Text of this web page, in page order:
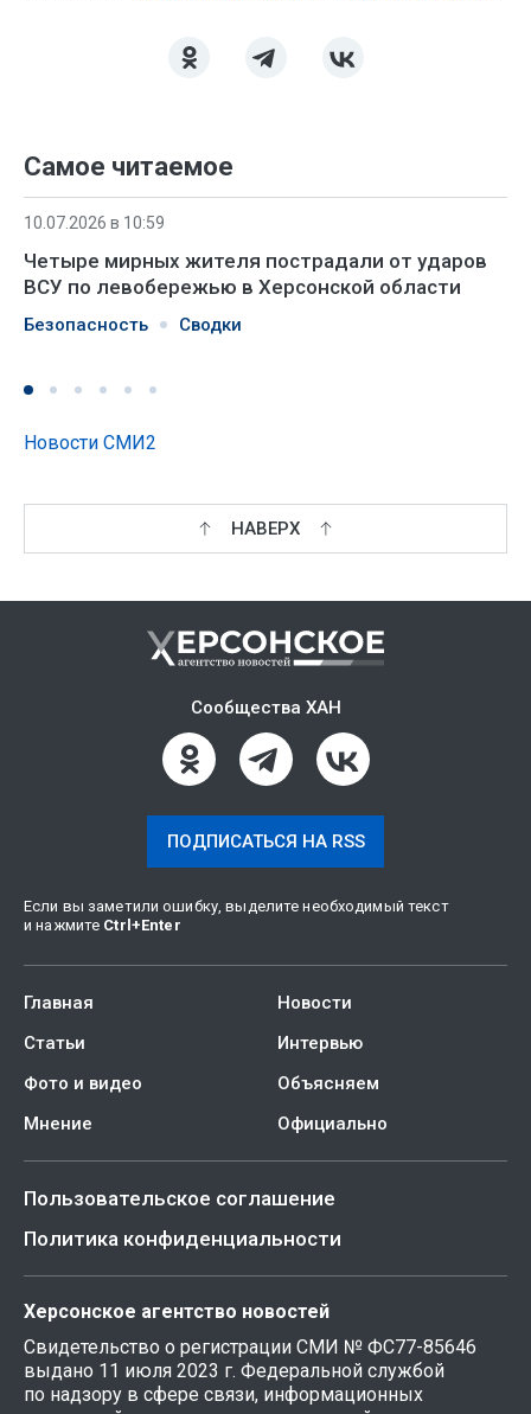
Самое читаемое
10.07.2026 в 10:59
Четыре мирных жителя пострадали от ударов
ВСУ по левобережью в Херсонской области
Безопасность Сводки
Новости СМИ2
НАВЕРХ
Сообщества ХАН
ПОДПИСАТЬСЯ НА RSS
Если вы заметили ошибку, выделите необходимый текст
и нажмите Ctrl +Enter
Главная
Новости
Статьи
Интервью
Фото и видео
Объясняем
Мнение
Официально
Пользовательское соглашение
Политика конфиденциальности
Херсонское агентство новостей
Свидетельство о регистрации СМИ № ФС77-85646
выдано 11 июля 2023 г. Федеральной службой
по надзору в сфере связи, информационных